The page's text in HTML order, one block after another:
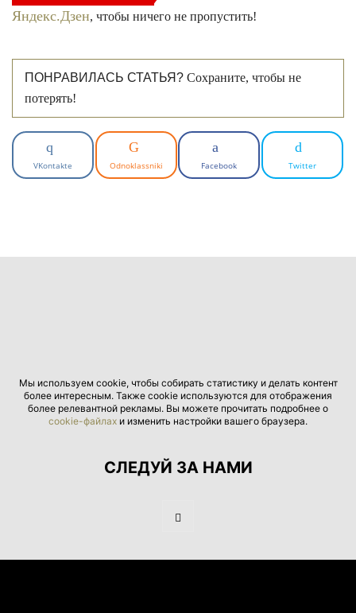
Яндекс.Дзен, чтобы ничего не пропустить!
ПОНРАВИЛАСЬ СТАТЬЯ? Сохраните, чтобы не
потерять!
VKontakte Odnoklassniki Facebook Twitter
Мы используем cookie, чтобы собирать статистику и делать контент
более интересным. Также cookie используются для отображения
более релевантной рекламы. Вы можете прочитать подробнее о
cookie-файлах и изменить настройки вашего браузера.
СЛЕДУЙ ЗА НАМИ